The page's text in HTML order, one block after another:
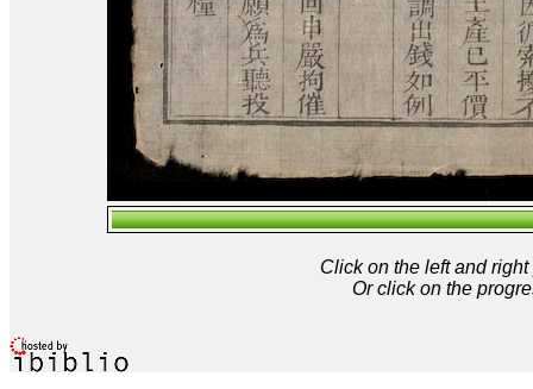
Click on the left and
Or click on the